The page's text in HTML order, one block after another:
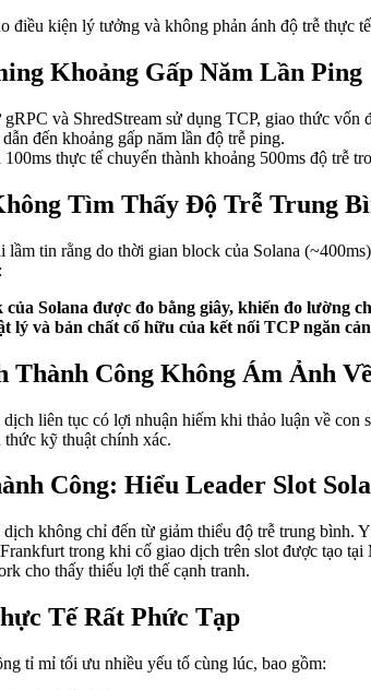
điều kiện lý tưởng và không phản ánh độ trễ thực
Khoảng Gấp Năm Lần Ping
và ShredStream sử dụng TCP, giao thức
đến khoảng gấp năm lần độ trễ ping.
thực tế chuyển thành khoảng 500ms độ trễ
Tìm Thấy Độ Trễ Trung
lầm tin rằng do thời gian block của Solana
Solana được đo bằng giây, khiến đo lường
lý và bản chất cố hữu của kết nối TCP ngăn
Thành Công Không Ám Ảnh
liên tục có lợi nhuận hiếm khi thảo luận về
kỹ thuật chính xác.
Công: Hiểu Leader Slot
không chỉ đến từ giảm thiểu độ trễ trung bình.
trong khi cố giao dịch trên slot được tạo
cho thấy thiếu lợi thế cạnh tranh.
Tế Rất Phức Tạp
tỉ mỉ tối ưu nhiều yếu tố cùng lúc, bao gồm: